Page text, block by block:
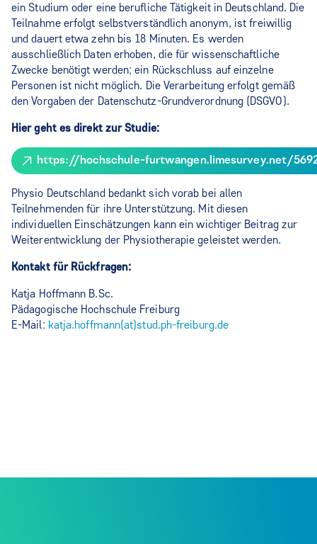
ein Studium oder eine berufliche Tätigkeit in Deutschland. Die
Teilnahme erfolgt selbstverständlich anonym, ist freiwillig
und dauert etwa zehn bis 18 Minuten. Es werden
ausschließlich Daten erhoben, die für wissenschaftliche
Zwecke benötigt werden; ein Rückschluss auf einzelne
Personen ist nicht möglich. Die Verarbeitung erfolgt gemäß
den Vorgaben der Datenschutz-Grundverordnung (DSGVO).
Hier geht es direkt zur Studie:
https://hochschule-furtwangen.limesurvey.net/
Physio Deutschland bedankt sich vorab bei allen
Teilnehmenden für ihre Unterstützung. Mit diesen
individuellen Einschätzungen kann ein wichtiger Beitrag zur
Weiterentwicklung der Physiotherapie geleistet werden.
Kontakt für Rückfragen:
Katja Hoffmann B.Sc.
Pädagogische Hochschule Freiburg
E-Mail: katja.hoffmann(at)stud.ph-freiburg.de